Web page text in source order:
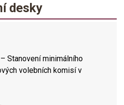
desky
Stanovení minimálního
volebních komisí v